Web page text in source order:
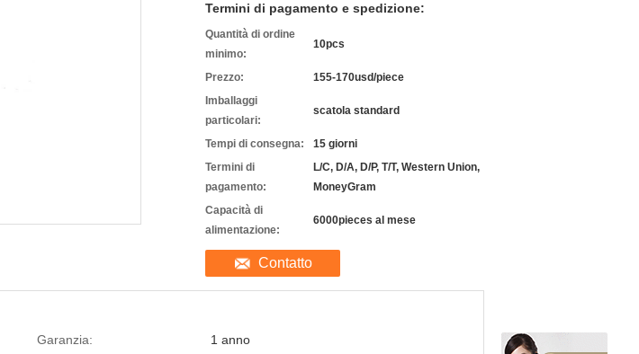
Termini di pagamento e spedizione:
Quantità di ordine
minimo:
10pcs
Prezzo:
155-170usd/piece
Imballaggi
particolari:
scatola standard
Tempi di consegna:
15 giorni
Termini di
pagamento:
L/C, D/A, D/P, T/T, Western Union,
MoneyGram
Capacità di
alimentazione:
6000pieces al mese
Contatto
Garanzia: 1 anno